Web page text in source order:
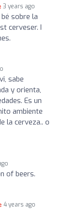
3 years ago
sobre la
cerveser. I
sabe
y orienta,
Es un
ambiente
la cerveza.. o
of beers.
4 years ago